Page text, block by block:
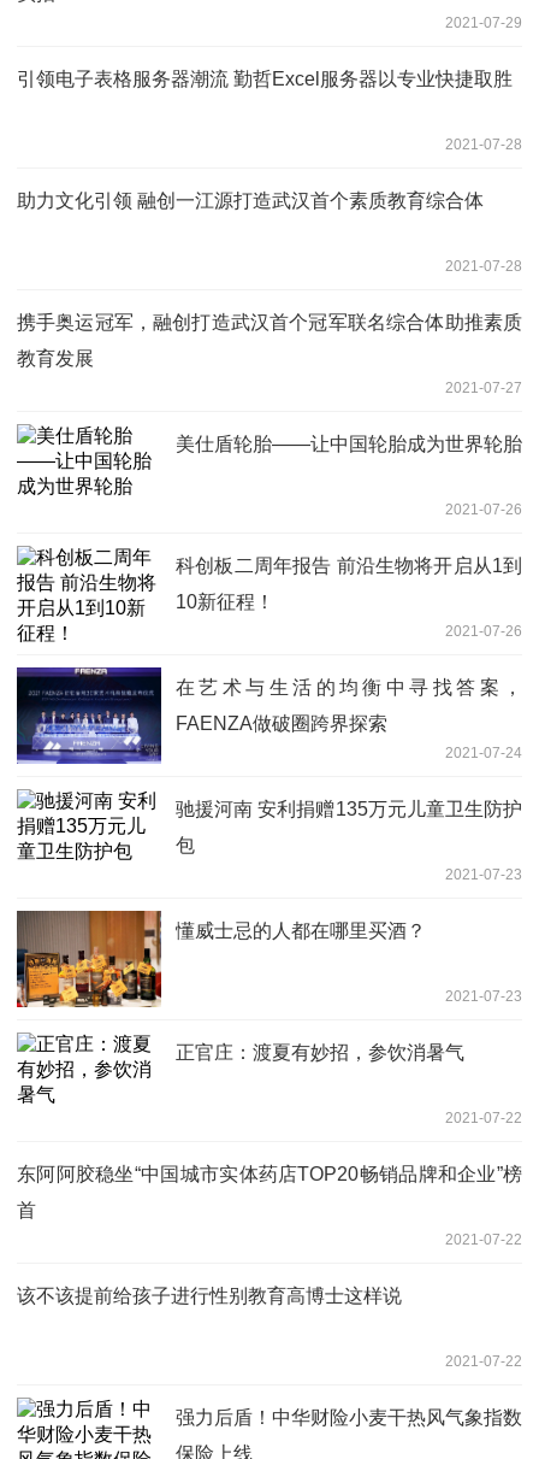
2021-07-29
引领电子表格服务器潮流 勤哲Excel服务器以专业快捷取胜
2021-07-28
助力文化引领 融创一江源打造武汉首个素质教育综合体
2021-07-28
携手奥运冠军，融创打造武汉首个冠军联名综合体助推素质
教育发展
2021-07-27
美仕盾轮胎——让中国轮胎成为世界轮胎
2021-07-26
科创板二周年报告 前沿生物将开启从1到
10新征程！
2021-07-26
在艺术与生活的均衡中寻找答案，
FAENZA做破圈跨界探索
2021-07-24
驰援河南 安利捐赠135万元儿童卫生防护
包
2021-07-23
懂威士忌的人都在哪里买酒？
2021-07-23
正官庄：渡夏有妙招，参饮消暑气
2021-07-22
东阿阿胶稳坐“中国城市实体药店TOP20畅销品牌和企业”榜
首
2021-07-22
该不该提前给孩子进行性别教育高博士这样说
2021-07-22
强力后盾！中华财险小麦干热风气象指数
保险上线